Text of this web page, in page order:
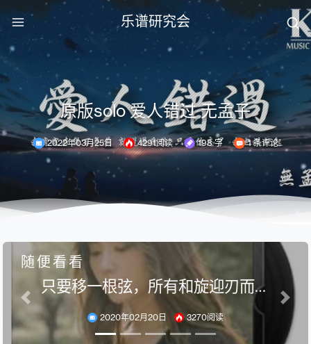
乐谱研究会
原版solo 爱人错过 无孟子
2022年03月25日 4291阅读 198 字 1 条评论
随便看看
只要移一根弦，所有和旋迎刃而解
挪威森林 - 향기가 배게 散发着香气
2020年02月20日 3270阅读